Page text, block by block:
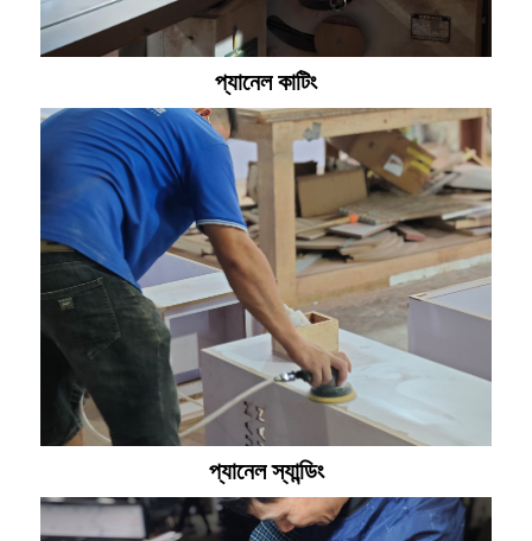
প্যানেল কাটিং
প্যানেল স্যান্ডিং